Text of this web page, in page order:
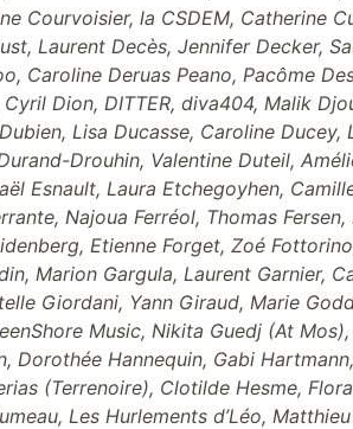
Courvoisier, la CSDEM, Catherine
Laurent Decès, Jennifer Decker,
Caroline Deruas Peano, Pacôme
Dion, DITTER, diva404, Malik
Lisa Ducasse, Caroline Ducey,
Drouhin, Valentine Duteil,
Esnault, Laura Etchegoyhen,
Najoua Ferréol, Thomas
Etienne Forget, Zoé
Marion Gargula, Laurent Garnier,
Giordani, Yann Giraud, Marie
Music, Nikita Guedj (At
Hannequin, Gabi
(Terrenoire), Clotilde Hesme,
Les Hurlements d’Léo,